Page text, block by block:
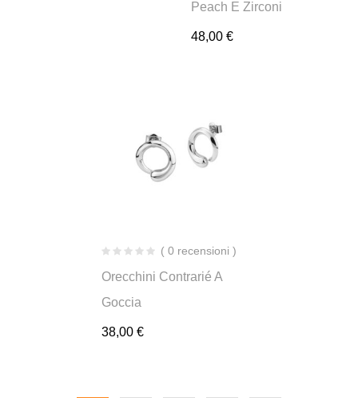
Peach E Zirconi
48,00 €
( 0 recensioni )
Orecchini Contrarié A
Goccia
38,00 €